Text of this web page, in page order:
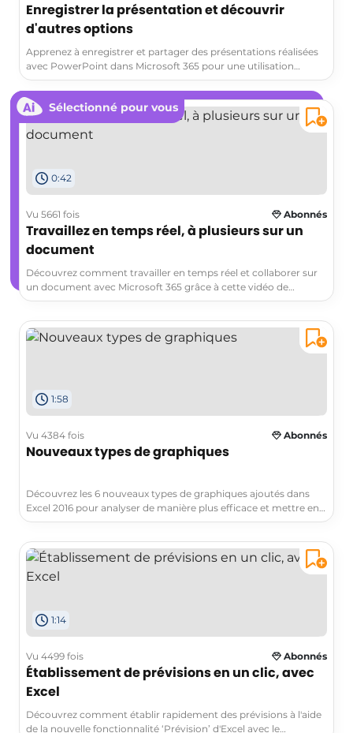
Enregistrer la présentation et découvrir
d'autres options
Apprenez à enregistrer et partager des présentations réalisées
avec PowerPoint dans Microsoft 365 pour une utilisation
professionnelle. Découvrez comment enregistrer la
présentation, imprimer et découvrez d'autres options en
passant en mode backstage.
Sélectionné pour vous
0:42
Vu 5661 fois Abonnés
Travaillez en temps réel, à plusieurs sur un
document
Découvrez comment travailler en temps réel et collaborer sur
un document avec Microsoft 365 grâce à cette vidéo de
présentation en ligne.La vidéo présente les fonctionnalités clés
que des conseils pratiques pour une utilisation efficace de la
collaboration en équipe.Obtenez des astuces pour travailler
présentation en ligne.
1:58
Vu 4384 fois Abonnés
Nouveaux types de graphiques
Découvrez les 6 nouveaux types de graphiques ajoutés dans
Excel 2016 pour analyser de manière plus efficace et mettre en
forme des informations financières ou hiérarchiques. Inclut
cascade, zone et valeur & diagrame de pareto.
1:14
Vu 4499 fois Abonnés
Établissement de prévisions en un clic, avec
Excel
Découvrez comment établir rapidement des prévisions à l'aide
de la nouvelle fonctionnalité ‘Prévision’ d'Excel avec le